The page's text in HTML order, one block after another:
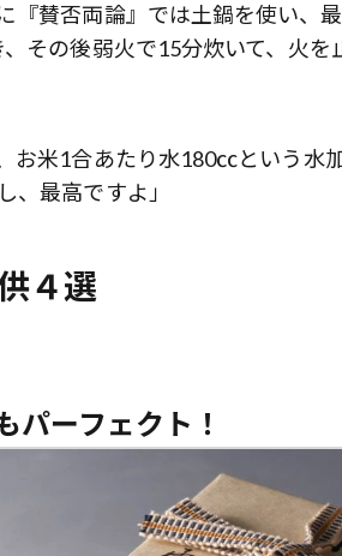
『賛否両論』では土鍋を使い、
その後弱火で15分炊いて、火を
お米1合あたり水180㏄という水
、最高ですよ」
４選
パーフェクト！